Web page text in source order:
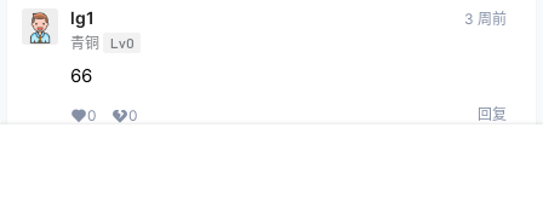
lg1
青铜 Lv0
3 周前
66
0 0 回复